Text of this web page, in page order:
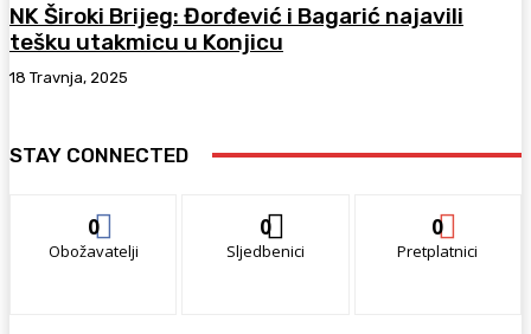
NK Široki Brijeg: Đorđević i Bagarić najavili
tešku utakmicu u Konjicu
18 Travnja, 2025
STAY CONNECTED
0
Obožavatelji
0
Sljedbenici
0
Pretplatnici